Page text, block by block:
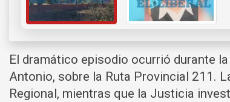
El dramático episodio ocurrió durante
Antonio, sobre la Ruta Provincial 211.
Regional, mientras que la Justicia